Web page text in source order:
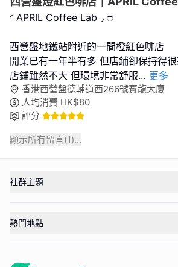
◜ APRIL Coffee Lab ◞ ෆ​
西營盤地鐵站附近的一間橙紅色啡店
開業已有一年半有多 但店鋪卻保持得
店鋪雖然不大 但環境非常舒服... 更多
香港西營盤德輔道西266號寶龍大廈
人均消費 HK$80
評分
顯示所有留言(1)...
社群主題
熱門地點